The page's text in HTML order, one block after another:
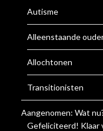
Autisme
Alleenstaande
Allochtonen
Transitionisten
Aangenomen: Wat
Gefeliciteerd! Klaar